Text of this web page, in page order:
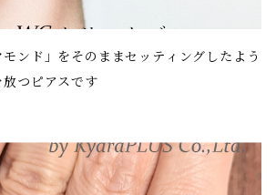
モンド」をそのままセッティングしたよう
つピアスです